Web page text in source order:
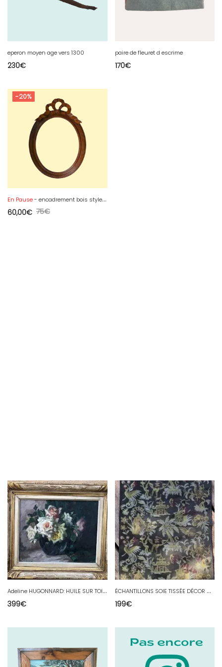
eperon moyen age vers 1300
230€
paire de fleuret d escrime
170€
-20%
En Pause- encadrement bois style Louis XVI
75€
60,00€
A
deline HUGONNARD: HUILE SUR TOILE TABLEAU DE FLEURS BOUQUET XXEME
399€
É
CHANTILLONS SOIE TISSÉE DÉCOR CHINOIS / CHINE XIXEME
199€